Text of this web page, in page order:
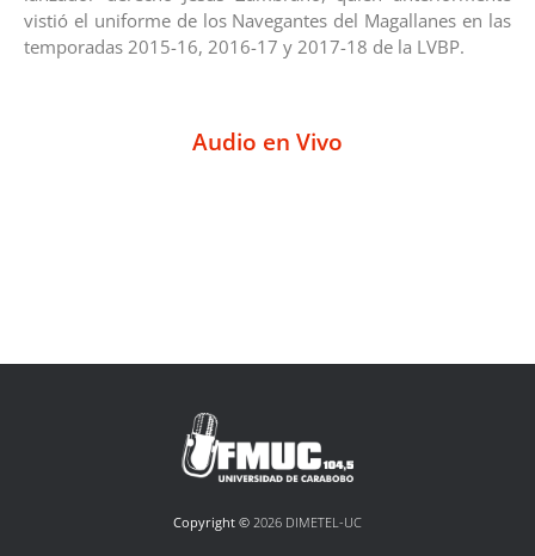
vistió el uniforme de los Navegantes del Magallanes en las
temporadas 2015-16, 2016-17 y 2017-18 de la LVBP.
Audio en Vivo
Copyright © 2026 DIMETEL-UC